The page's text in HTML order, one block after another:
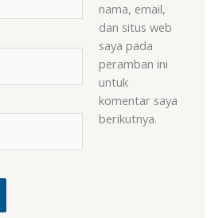
nama, email,
dan situs web
saya pada
peramban ini
untuk
komentar saya
berikutnya.